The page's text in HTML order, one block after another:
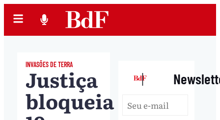
INVASÕES DE TERRA
Justiça
bloqueia
|